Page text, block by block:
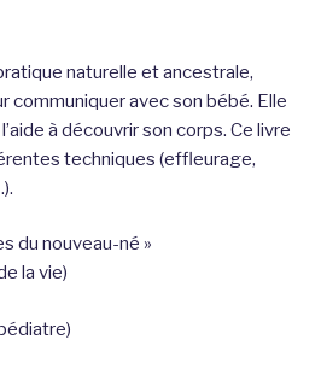
naturelle et ancestrale,
communiquer avec son bébé. Elle
à découvrir son corps. Ce livre
techniques (effleurage,
du nouveau-né »
la vie)